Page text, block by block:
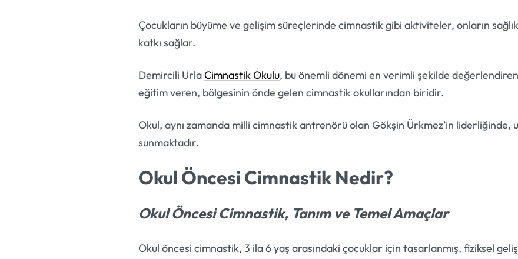
Çocukların büyüme ve gelişim süreçlerinde cimnastik gibi aktiviteler, onların
katkı sağlar.
Demircili UrlaCimnastik Okulu, bu önemli dönemi en verimli şekilde
eğitim veren, bölgesinin önde gelen cimnastik okullarından biridir.
Okul, aynı zamanda milli cimnastik antrenörü olan Gökşin Ürkmez’in liderliğinde,
sunmaktadır.
Okul Öncesi Cimnastik Nedir?
Okul Öncesi Cimnastik, Tanım ve Temel Amaçlar
Okul öncesi cimnastik, 3 ila 6 yaş arasındaki çocuklar için tasarlanmış, fiziksel